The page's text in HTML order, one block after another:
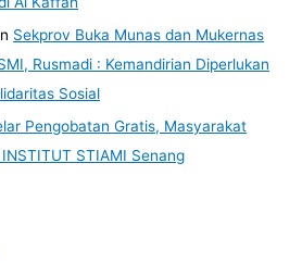
Sekprov Buka Munas dan Mukernas
Rusmadi : Kemandirian Diperlukan
Sosial
Pengobatan Gratis, Masyarakat
STIAMI Senang